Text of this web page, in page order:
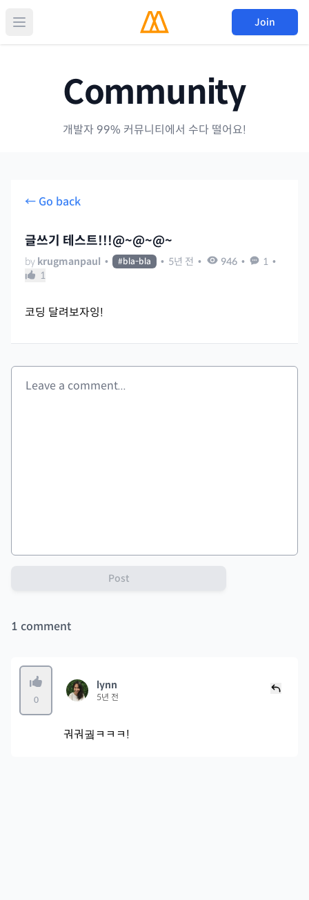
Join
Community
개발자 99% 커뮤니티에서 수다 떨어요!
← Go back
글쓰기 테스트!!!@~@~@~
by krugmanpaul • #bla-bla • 5년 전 • 946 • 1 •
1
코딩 달려보자잉!
Post
1 comment
0
lynn
5년 전
궈궈궠ㅋㅋㅋ!